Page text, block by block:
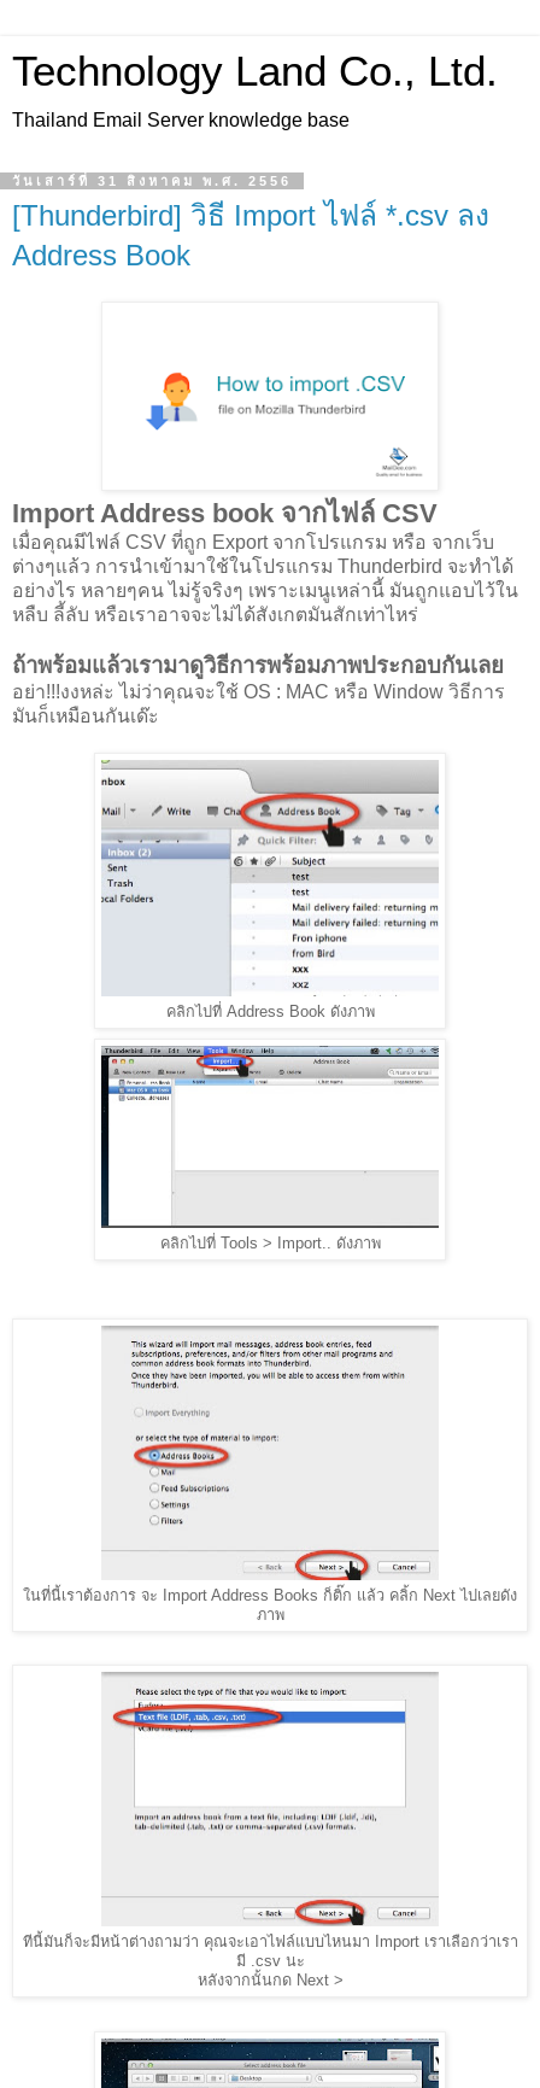
Technology Land Co., Ltd.
Thailand Email Server knowledge base
วันเสาร์ที่ 31 สิงหาคม พ.ศ. 2556
[Thunderbird] วิธี Import ไฟล์ *.csv ลง
Address Book
Import Address book จากไฟล์ CSV
เมื่อคุณมีไฟล์ CSV ที่ถูก Export จากโปรแกรม หรือ จากเว็บ
ต่างๆแล้ว การนำเข้ามาใช้ในโปรแกรม Thunderbird จะทำได้
อย่างไร หลายๆคน ไม่รู้จริงๆ เพราะเมนูเหล่านี้ มันถูกแอบไว้ใน
หลืบ ลี้ลับ หรือเราอาจจะไม่ได้สังเกตมันสักเท่าไหร่
ถ้าพร้อมแล้วเรามาดูวิธีการพร้อมภาพประกอบกันเลย
อย่า!!!งงหล่ะ ไม่ว่าคุณจะใช้ OS : MAC หรือ Window วิธีการ
มันก็เหมือนกันเด๊ะ
คลิกไปที่ Address Book ดังภาพ
คลิกไปที่ Tools > Import.. ดังภาพ
ในที่นี้เราต้องการ จะ Import Address Books ก็ติ๊ก แล้ว คลิ้ก Next ไปเลยดัง
ภาพ
ทีนี้มันก็จะมีหน้าต่างถามว่า คุณจะเอาไฟล์แบบไหนมา Import เราเลือกว่าเรา
มี .csv นะ
หลังจากนั้นกด Next >